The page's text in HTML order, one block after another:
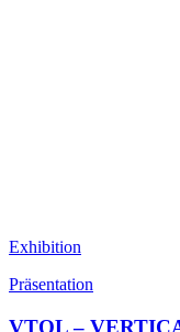
Exhibition
Präsentation
VTOL –